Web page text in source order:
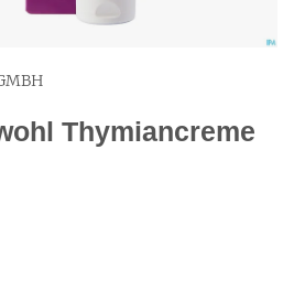
Thymiancreme